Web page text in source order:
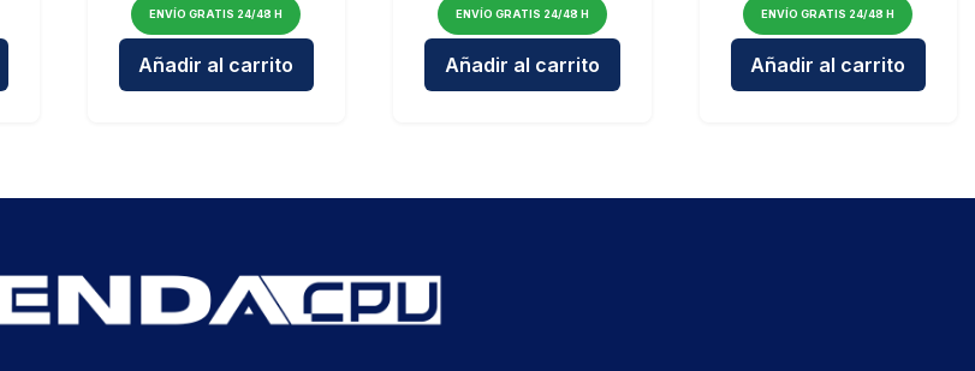
Braun ExactFit 5 Connect Smart - Tensiómetro de brazo
ENVÍO GRATIS 24/48 H
Cantidad para Pack 25 Mascarillas FFP2 Rosas MediaSanex CTPL-0020 -
Añadir al carrito
ENVÍO GRATIS 24/48 H
Cantidad para Mascarilla FFP2 MundoSalud
Añadir al carrito
ENVÍO GRATIS 24/48 H
Cantidad para
Añadir al carrito